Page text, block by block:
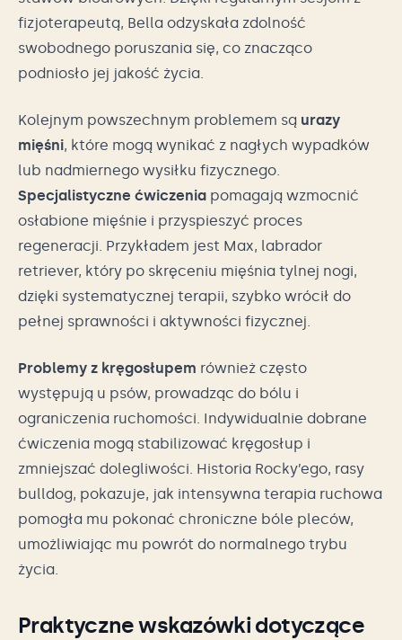
fizjoterapeutą, Bella odzyskała zdolność
swobodnego poruszania się, co znacząco
podniosło jej jakość życia.
Kolejnym powszechnym problemem są urazy
mięśni, które mogą wynikać z nagłych wypadków
lub nadmiernego wysiłku fizycznego.
Specjalistyczne ćwiczenia pomagają wzmocnić
osłabione mięśnie i przyspieszyć proces
regeneracji. Przykładem jest Max, labrador
retriever, który po skręceniu mięśnia tylnej nogi,
dzięki systematycznej terapii, szybko wrócił do
pełnej sprawności i aktywności fizycznej.
Problemy z kręgosłupem również często
występują u psów, prowadząc do bólu i
ograniczenia ruchomości. Indywidualnie dobrane
ćwiczenia mogą stabilizować kręgosłup i
zmniejszać dolegliwości. Historia Rocky’ego, rasy
bulldog, pokazuje, jak intensywna terapia ruchowa
pomogła mu pokonać chroniczne bóle pleców,
umożliwiając mu powrót do normalnego trybu
życia.
Praktyczne wskazówki dotyczące